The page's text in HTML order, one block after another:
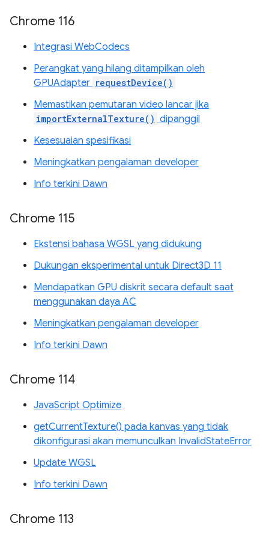
Chrome 116
Integrasi WebCodecs
Perangkat yang hilang ditampilkan oleh
GPUAdapter requestDevice()
Memastikan pemutaran video lancar jika
importExternalTexture() dipanggil
Kesesuaian spesifikasi
Meningkatkan pengalaman developer
Info terkini Dawn
Chrome 115
Ekstensi bahasa WGSL yang didukung
Dukungan eksperimental untuk Direct3D 11
Mendapatkan GPU diskrit secara default saat
menggunakan daya AC
Meningkatkan pengalaman developer
Info terkini Dawn
Chrome 114
JavaScript Optimize
getCurrentTexture() pada kanvas yang tidak
dikonfigurasi akan memunculkan InvalidStateError
Update WGSL
Info terkini Dawn
Chrome 113